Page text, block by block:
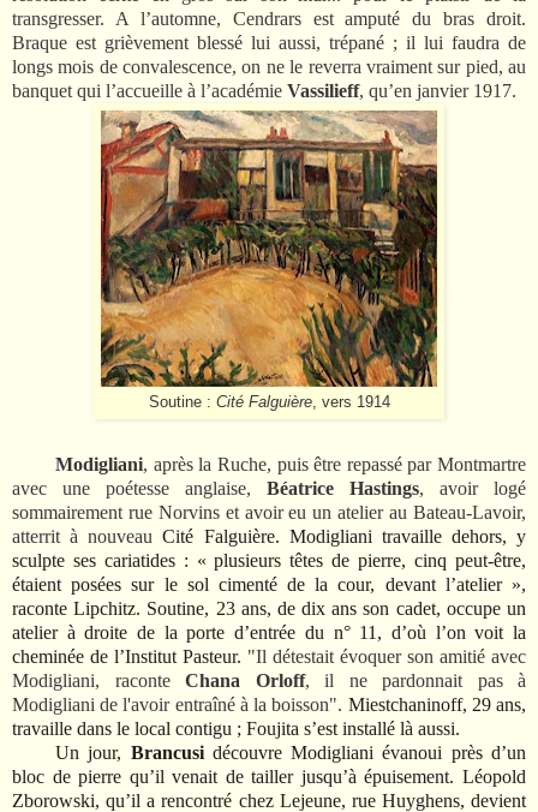
transgresser. A l’automne, Cendrars est amputé du bras droit.
Braque est grièvement blessé lui aussi, trépané ; il lui faudra de
longs mois de convalescence, on ne le reverra vraiment sur pied, au
banquet qui l’accueille à l’académie Vassilieff, qu’en janvier 1917.
Soutine : Cité Falguière, vers 1914
Modigliani, après la Ruche, puis être repassé par Montmartre
avec une poétesse anglaise, Béatrice Hastings, avoir logé
sommairement rue Norvins et avoir eu un atelier au Bateau-Lavoir,
atterrit à nouveauCité Falguière. Modigliani travaille dehors, y
sculpte ses cariatides : « plusieurs têtes de pierre, cinq peut-être,
étaient posées sur le sol cimenté de la cour, devant l’atelier »,
raconte Lipchitz. Soutine, 23 ans, de dix ans son cadet, occupe un
atelier à droite de la porte d’entrée du n° 11, d’où l’on voit la
cheminée de l’Institut Pasteur. "Il détestait évoquer son amitié avec
Modigliani, raconte Chana Orloff, il ne pardonnait pas à
Modigliani de l'avoir entraîné à la boisson". Miestchaninoff, 29 ans,
travaille dans le local contigu ; Foujita s’est installé là aussi.
Un jour, Brancusidécouvre Modigliani évanoui près d’un
bloc de pierre qu’il venait de tailler jusqu’à épuisement. Léopold
Zborowski, qu’il a rencontré chez Lejeune, rue Huyghens, devient